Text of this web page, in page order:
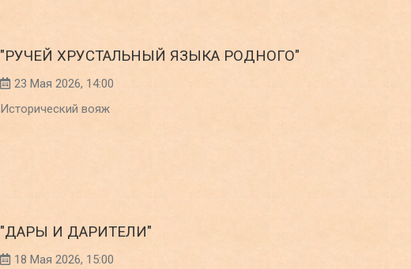
"РУЧЕЙ ХРУСТАЛЬНЫЙ ЯЗЫКА РОДНОГО"
23 Мая 2026, 14:00
Исторический вояж
"ДАРЫ И ДАРИТЕЛИ"
18 Мая 2026, 15:00